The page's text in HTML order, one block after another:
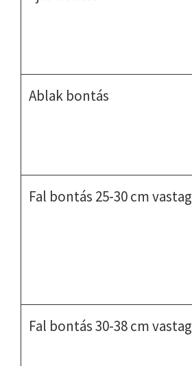
Ablak bontás
Fal bontás 25-30 cm vastag
Fal bontás 30-38 cm vastag